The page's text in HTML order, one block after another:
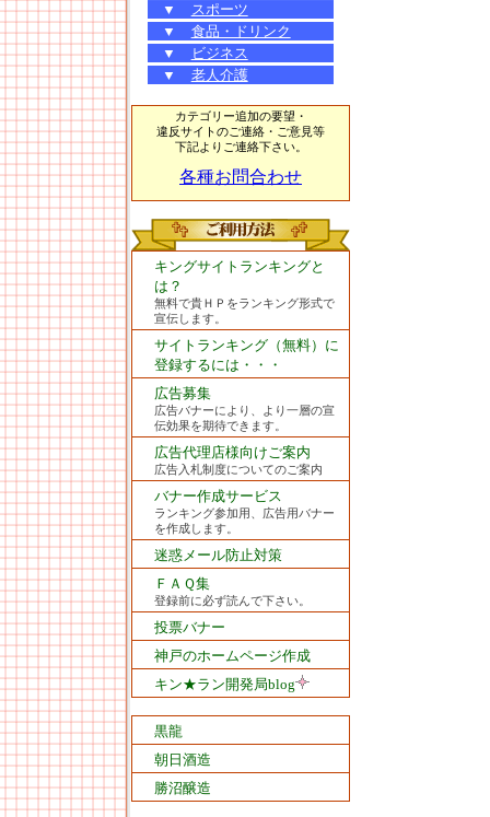
▼
スポーツ
▼
食品・ドリンク
▼
ビジネス
▼
老人介護
カテゴリー追加の要望・
違反サイトのご連絡・ご意見等
下記よりご連絡下さい。
各種お問合わせ
キングサイトランキングと
は？
無料で貴ＨＰをランキング形式で
宣伝します。
サイトランキング（無料）に
登録するには・・・
広告募集
広告バナーにより、より一層の宣
伝効果を期待できます。
広告代理店様向けご案内
広告入札制度についてのご案内
バナー作成サービス
ランキング参加用、広告用バナー
を作成します。
迷惑メール防止対策
ＦＡＱ集
登録前に必ず読んで下さい。
投票バナー
神戸のホームページ作成
キン★ラン開発局blog
黒龍
朝日酒造
勝沼醸造